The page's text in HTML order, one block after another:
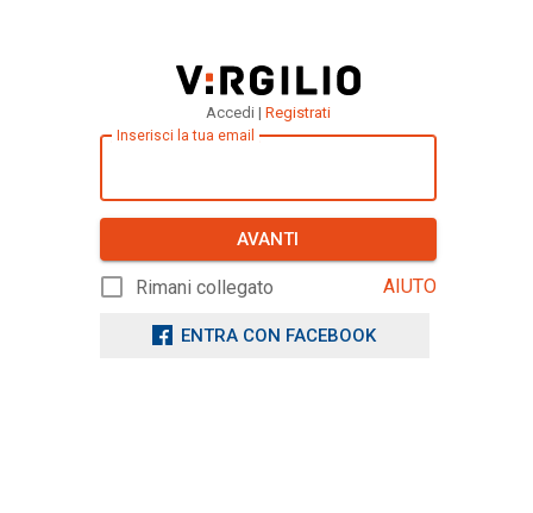
Accedi | Registrati
Inserisci la tua email
AVANTI
Rimani collegato AIUTO
ENTRA CON FACEBOOK